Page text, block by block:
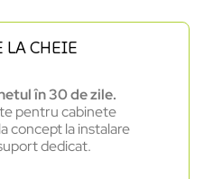
LA CHEIE
în 30 de zile.
pentru cabinete
concept la instalare
dedicat.